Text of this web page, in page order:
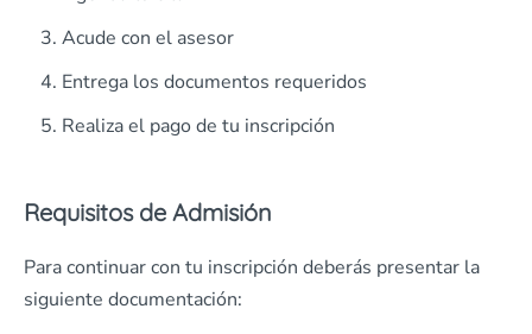
Acude con el asesor
Entrega los documentos requeridos
Realiza el pago de tu inscripción
Requisitos de Admisión
Para continuar con tu inscripción deberás presentar la
siguiente documentación: